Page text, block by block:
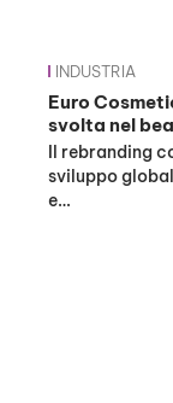
INDUSTRIA
Euro
svolta nel
Il rebranding
sviluppo
e…